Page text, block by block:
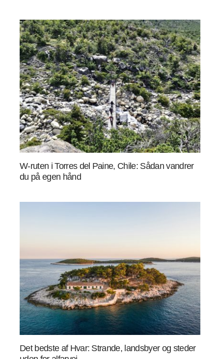
W-ruten i Torres del Paine, Chile: Sådan vandrer
du på egen hånd
Det bedste af Hvar: Strande, landsbyer og steder